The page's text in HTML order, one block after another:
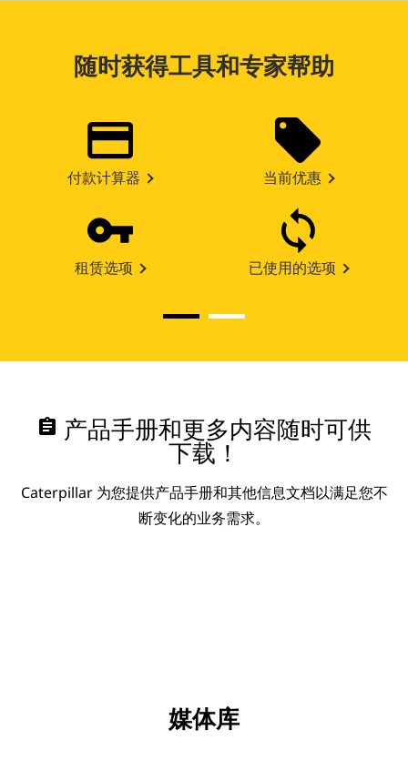
随时获得工具和专家帮助
付款计算器 当前优惠
租赁选项 已使用的选项
assignment 产品手册和更多内容随时可供
下载！
Caterpillar 为您提供产品手册和其他信息文档以满足您不
断变化的业务需求。
媒体库